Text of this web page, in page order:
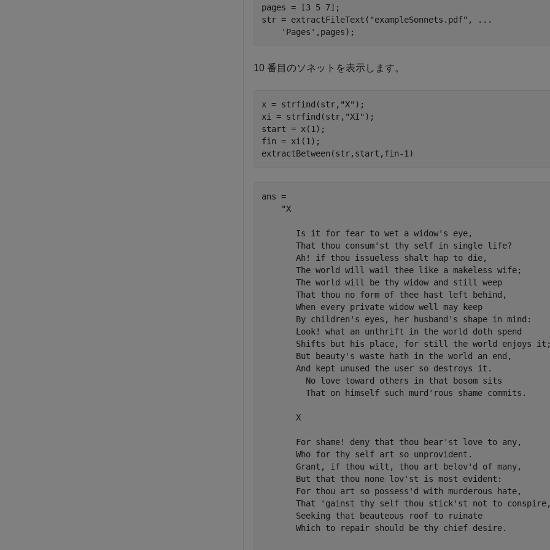
pages = [3 5 7];
str = extractFileText( "exampleSonnets.pdf" ,
...
'Pages' ,pages);
10 番目のソネットを表示します。
x = strfind(str, "X" );
xi = strfind(str, "XI" );
start = x(1);
fin = xi(1);
extractBetween(str,start,fin-1)
ans =
    "X
       Is it for fear to wet a widow's eye,
       That thou consum'st thy self in single life?
       Ah! if thou issueless shalt hap to die,
       The world will wail thee like a makeless wife;
       The world will be thy widow and still weep
       That thou no form of thee hast left behind,
       When every private widow well may keep
       By children's eyes, her husband's shape in mind:
       Look! what an unthrift in the world doth spend
Shifts but his place, for still the world enjoys
       But beauty's waste hath in the world an end,
       And kept unused the user so destroys it.
         No love toward others in that bosom sits
         That on himself such murd'rous shame commits.
       X
       For shame! deny that thou bear'st love to any,
       Who for thy self art so unprovident.
       Grant, if thou wilt, thou art belov'd of many,
       But that thou none lov'st is most evident:
       For thou art so possess'd with murderous hate,
That 'gainst thy self thou stick'st not to
       Seeking that beauteous roof to ruinate
       Which to repair should be thy chief desire.